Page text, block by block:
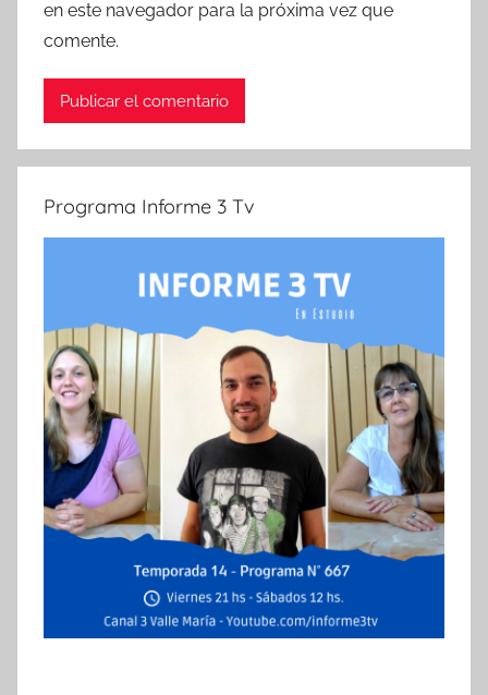
en este navegador para la próxima vez que
comente.
Programa Informe 3 Tv